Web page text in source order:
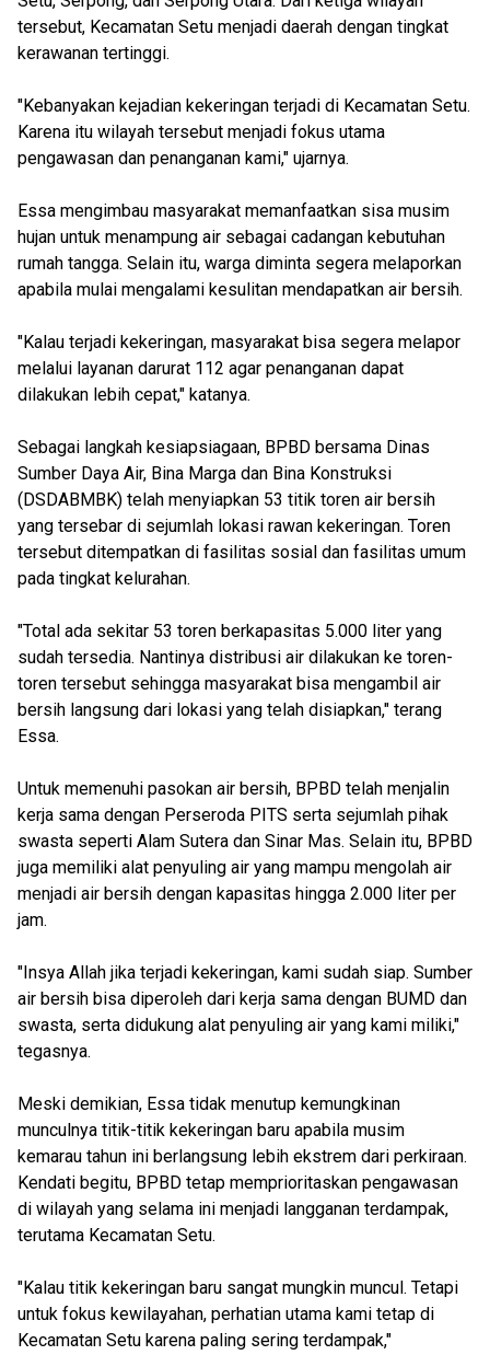
tersebut, Kecamatan Setu menjadi daerah dengan tingkat
kerawanan tertinggi.
"Kebanyakan kejadian kekeringan terjadi di Kecamatan Setu.
Karena itu wilayah tersebut menjadi fokus utama
pengawasan dan penanganan kami," ujarnya.
Essa mengimbau masyarakat memanfaatkan sisa musim
hujan untuk menampung air sebagai cadangan kebutuhan
rumah tangga. Selain itu, warga diminta segera melaporkan
apabila mulai mengalami kesulitan mendapatkan air bersih.
"Kalau terjadi kekeringan, masyarakat bisa segera melapor
melalui layanan darurat 112 agar penanganan dapat
dilakukan lebih cepat," katanya.
Sebagai langkah kesiapsiagaan, BPBD bersama Dinas
Sumber Daya Air, Bina Marga dan Bina Konstruksi
(DSDABMBK) telah menyiapkan 53 titik toren air bersih
yang tersebar di sejumlah lokasi rawan kekeringan. Toren
tersebut ditempatkan di fasilitas sosial dan fasilitas umum
pada tingkat kelurahan.
"Total ada sekitar 53 toren berkapasitas 5.000 liter yang
sudah tersedia. Nantinya distribusi air dilakukan ke toren-
toren tersebut sehingga masyarakat bisa mengambil air
bersih langsung dari lokasi yang telah disiapkan," terang
Essa.
Untuk memenuhi pasokan air bersih, BPBD telah menjalin
kerja sama dengan Perseroda PITS serta sejumlah pihak
swasta seperti Alam Sutera dan Sinar Mas. Selain itu, BPBD
juga memiliki alat penyuling air yang mampu mengolah air
menjadi air bersih dengan kapasitas hingga 2.000 liter per
jam.
"Insya Allah jika terjadi kekeringan, kami sudah siap. Sumber
air bersih bisa diperoleh dari kerja sama dengan BUMD dan
swasta, serta didukung alat penyuling air yang kami miliki,"
tegasnya.
Meski demikian, Essa tidak menutup kemungkinan
munculnya titik-titik kekeringan baru apabila musim
kemarau tahun ini berlangsung lebih ekstrem dari perkiraan.
Kendati begitu, BPBD tetap memprioritaskan pengawasan
di wilayah yang selama ini menjadi langganan terdampak,
terutama Kecamatan Setu.
"Kalau titik kekeringan baru sangat mungkin muncul. Tetapi
untuk fokus kewilayahan, perhatian utama kami tetap di
Kecamatan Setu karena paling sering terdampak,"